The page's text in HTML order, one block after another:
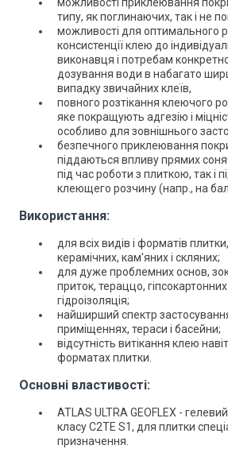
типу, як поглинаючих, так і не
можливості для оптимального
консистенції клею до
виконавця і потребам
дозування води в набагато
випадку звичайних клеїв,
повного розтікання клеючого
яке покращують адгезію і
особливо для зовнішнього
безпечного приклеювання
піддаються впливу прямих
під час роботи з плиткою, так і
клеющего розчину (напр., на
Використання:
для всіх видів і форматів
керамічних, кам'яних і скляних;
для дуже проблемних основ,
приток, тераццо, гіпсокартонних
гідроізоляція;
найширший спектр
приміщеннях, тераси і басейни;
відсутність витікання клею
форматах плитки.
Основні властивості:
ATLAS ULTRA GEOFLEX -
класу C2TE S1, для плитки
призначення.